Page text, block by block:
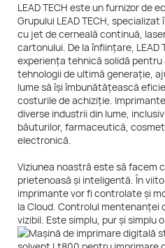
LEAD TECH este un furnizor de
Grupului LEAD TECH,
cu jet de cerneală continuă,
cartonului. De la înființare, LEAD
experiența tehnică solidă
tehnologii de ultimă generație,
lume să își îmbunătățească
costurile de achiziție.
diverse industrii din lume,
băuturilor, farmaceutică,
electronică.
Viziunea noastră este să facem
prietenoasă și inteligentă. În
imprimante vor fi controlate și
la Cloud. Controlul mentenanței
vizibil. Este simplu, pur și simplu